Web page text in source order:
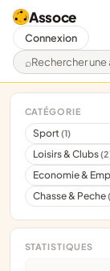
Assoce
Rechercher
Connexion
CATÉGORIE
Sport(1)
Loisirs & Clubs
Economie &
Chasse & Peche
STATISTIQUES